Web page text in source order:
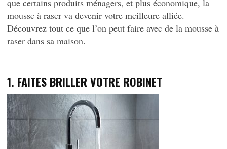
que certains produits ménagers, et plus économique, la
mousse à raser va devenir votre meilleure alliée.
Découvrez tout ce que l’on peut faire avec de la mousse à
raser dans sa maison.
1. FAITES BRILLER VOTRE ROBINET